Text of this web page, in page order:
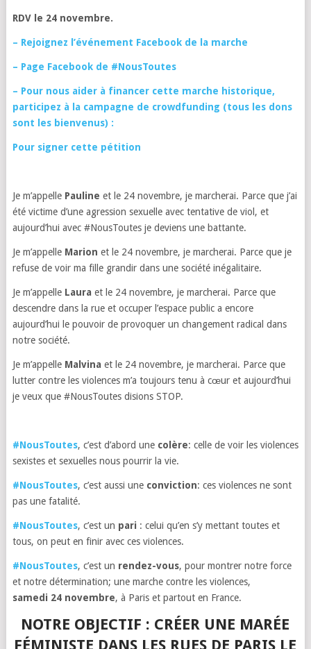
RDV le 24 novembre.
– Rejoignez l’événement Facebook de la marche
– Page Facebook de #NousToutes
– Pour nous aider à financer cette marche historique,
participez à la campagne de crowdfunding (tous les dons
sont les bienvenus) :
Pour signer cette pétition
Je m’appelle Pauline et le 24 novembre, je marcherai. Parce que j’ai
été victime d’une agression sexuelle avec tentative de viol, et
aujourd’hui avec #NousToutes je deviens une battante.
Je m’appelle Marion et le 24 novembre, je marcherai. Parce que je
refuse de voir ma fille grandir dans une société inégalitaire.
Je m’appelle Laura et le 24 novembre, je marcherai. Parce que
descendre dans la rue et occuper l’espace public a encore
aujourd’hui le pouvoir de provoquer un changement radical dans
notre société.
Je m’appelle Malvina et le 24 novembre, je marcherai. Parce que
lutter contre les violences m’a toujours tenu à cœur et aujourd’hui
je veux que #NousToutes disions STOP.
#NousToutes, c’est d’abord une colère: celle de voir les violences
sexistes et sexuelles nous pourrir la vie.
#NousToutes, c’est aussi une conviction: ces violences ne sont
pas une fatalité.
#NousToutes, c’est un pari : celui qu’en s’y mettant toutes et
tous, on peut en finir avec ces violences.
#NousToutes, c’est un rendez-vous, pour montrer notre force
et notre détermination; une marche contre les violences,
samedi 24 novembre, à Paris et partout en France.
NOTRE OBJECTIF : CRÉER UNE MARÉE
FÉMINISTE DANS LES RUES DE PARIS LE